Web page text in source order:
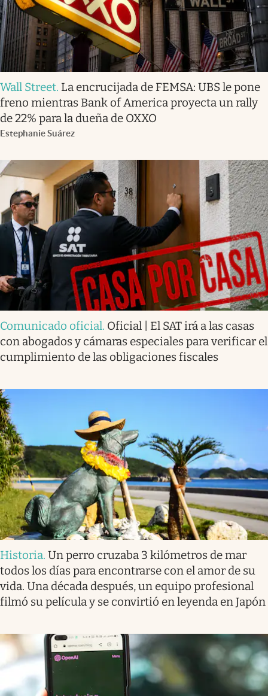
Wall Street. La encrucijada de FEMSA: UBS le pone
freno mientras Bank of America proyecta un rally
de 22% para la dueña de OXXO
Estephanie Suárez
Comunicado oficial. Oficial | El SAT irá a las casas
con abogados y cámaras especiales para verificar el
cumplimiento de las obligaciones fiscales
Historia. Un perro cruzaba 3 kilómetros de mar
todos los días para encontrarse con el amor de su
vida. Una década después, un equipo profesional
filmó su película y se convirtió en leyenda en Japón